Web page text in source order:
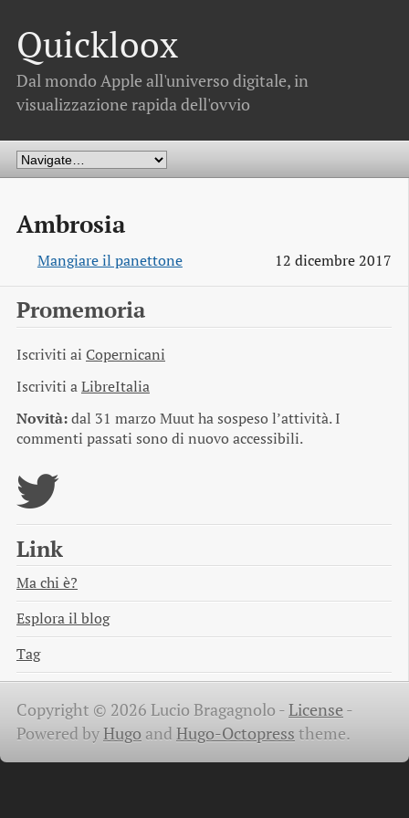
Quickloox
Dal mondo Apple all'universo digitale, in
visualizzazione rapida dell'ovvio
Ambrosia
Mangiare il panettone 12 dicembre 2017
Promemoria
Iscriviti ai Copernicani
Iscriviti aLibreItalia
Novità:dal 31 marzo Muut ha sospeso l’attività. I
commenti passati sono di nuovo accessibili.
Link
Ma chi è?
Esplora il blog
Tag
Copyright © 2026 Lucio Bragagnolo -License -
Powered byHugo and Hugo-Octopress theme.